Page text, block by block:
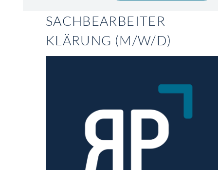
SACHBEARBEITER
KLÄRUNG (M/W/D)